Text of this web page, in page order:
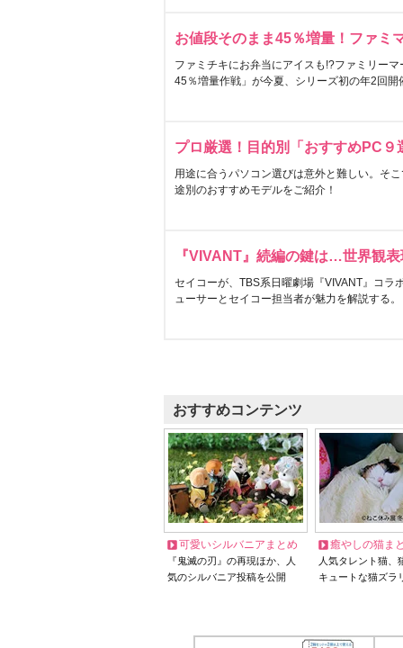
お値段そのまま45％増量！ファミ
ファミチキにお弁当にアイスも!?ファミリー
45％増量作戦」が今夏、シリーズ初の年2回開
プロ厳選！目的別「おすすめPC９
用途に合うパソコン選びは意外と難しい。そ
途別のおすすめモデルをご紹介！
『VIVANT』続編の鍵は…世界観
セイコーが、TBS系日曜劇場『VIVANT』コラ
ューサーとセイコー担当者が魅力を解説する。
おすすめコンテンツ
可愛いシルバニアまとめ
『鬼滅の刃』の再現ほか、人
気のシルバニア投稿を公開
癒やしの猫ま
人気タレント猫
キュートな猫ズラ